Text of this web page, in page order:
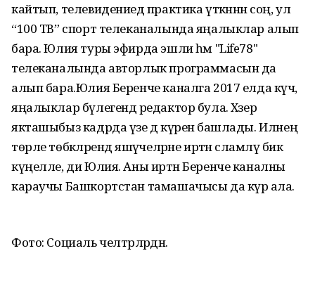
кайтып, телевидениедә практика үткәннән соң, ул
“100 ТВ” спорт телеканалында яңалыклар алып
бара. Юлия туры эфирда эшли һәм "Life78"
телеканалында авторлык программасын да
алып бара.Юлия Беренче каналга 2017 елда күчә,
яңалыклар бүлегендә редактор була. Хәзер
якташыбыз кадрда үзе дә күренә башлады. Илнең
төрле төбәкләрендә яшәүчеләрне иртән сәламләү бик
күңелле, ди Юлия. Аны иртән Беренче каналны
караучы Башкортстан тамашачысы да күрә ала.
Фото: Социаль челтәрләрдән.